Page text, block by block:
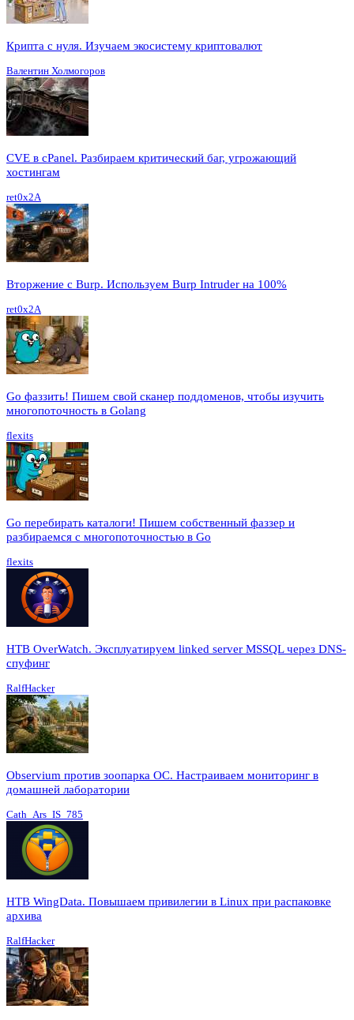
Крипта с нуля. Изучаем экосистему криптовалют
Валентин Холмогоров
CVE в cPanel. Разбираем критический баг, угрожающий
хостингам
ret0x2A
Вторжение с Burp. Используем Burp Intruder на 100%
ret0x2A
Go фаззить! Пишем свой сканер поддоменов, чтобы изучить
многопоточность в Golang
flexits
Go перебирать каталоги! Пишем собственный фаззер и
разбираемся с многопоточностью в Go
flexits
HTB OverWatch. Эксплуатируем linked server MSSQL через DNS-
спуфинг
RalfHacker
Observium против зоопарка ОС. Настраиваем мониторинг в
домашней лаборатории
Cath_Ars_IS_785
HTB WingData. Повышаем привилегии в Linux при распаковке
архива
RalfHacker